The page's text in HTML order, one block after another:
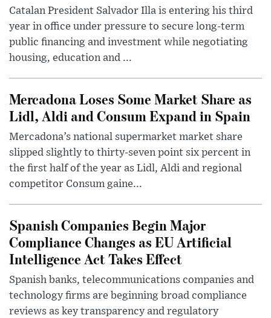
Catalan President Salvador Illa is entering his third
year in office under pressure to secure long-term
public financing and investment while negotiating
housing, education and ...
Mercadona Loses Some Market Share as
Lidl, Aldi and Consum Expand in Spain
Mercadona’s national supermarket market share
slipped slightly to thirty-seven point six percent in
the first half of the year as Lidl, Aldi and regional
competitor Consum gaine...
Spanish Companies Begin Major
Compliance Changes as EU Artificial
Intelligence Act Takes Effect
Spanish banks, telecommunications companies and
technology firms are beginning broad compliance
reviews as key transparency and regulatory